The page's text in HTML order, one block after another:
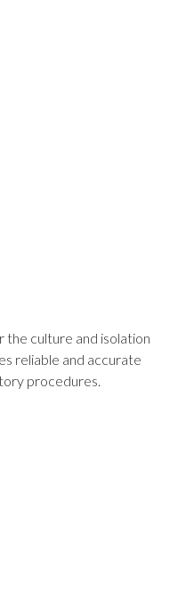
the culture and isolation
reliable and accurate
procedures.